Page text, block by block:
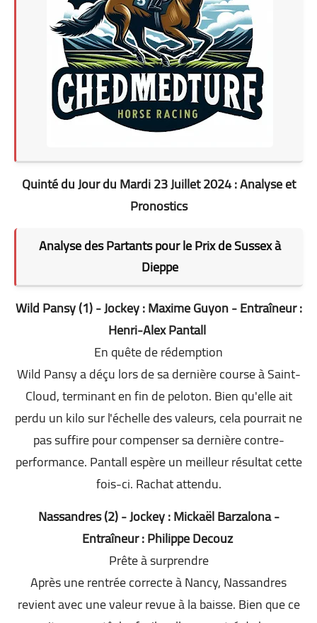
Quinté du Jour du Mardi 23 Juillet 2024 : Analyse et
Pronostics
Analyse des Partants pour le Prix de Sussex à
Dieppe
Wild Pansy (1) - Jockey : Maxime Guyon - Entraîneur :
Henri-Alex Pantall
En quête de rédemption
Wild Pansy a déçu lors de sa dernière course à Saint-
Cloud, terminant en fin de peloton. Bien qu'elle ait
perdu un kilo sur l'échelle des valeurs, cela pourrait ne
pas suffire pour compenser sa dernière contre-
performance. Pantall espère un meilleur résultat cette
fois-ci. Rachat attendu.
Nassandres (2) - Jockey : Mickaël Barzalona -
Entraîneur : Philippe Decouz
Prête à surprendre
Après une rentrée correcte à Nancy, Nassandres
revient avec une valeur revue à la baisse. Bien que ce